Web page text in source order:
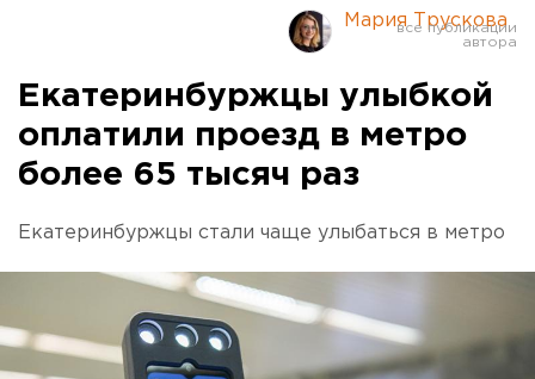
Мария Трускова
Екатеринбуржцы улыбкой
оплатили проезд в метро
более 65 тысяч раз
Екатеринбуржцы стали чаще улыбаться в метро